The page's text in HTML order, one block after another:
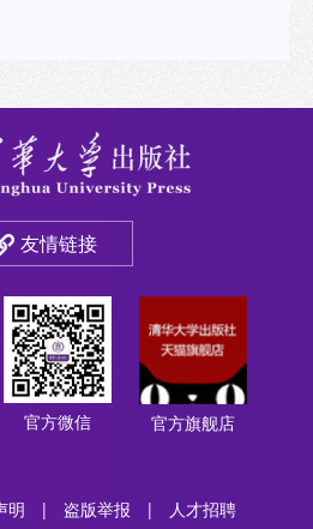
友情链接
官方微信 官方旗舰店
明 | 盗版举报 | 人才招聘